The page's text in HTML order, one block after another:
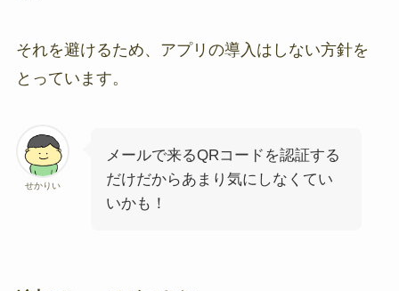
それを避けるため、アプリの導入はしない方針を
とっています。
せかりい
メールで来るQRコードを認証する
だけだからあまり気にしなくてい
いかも！